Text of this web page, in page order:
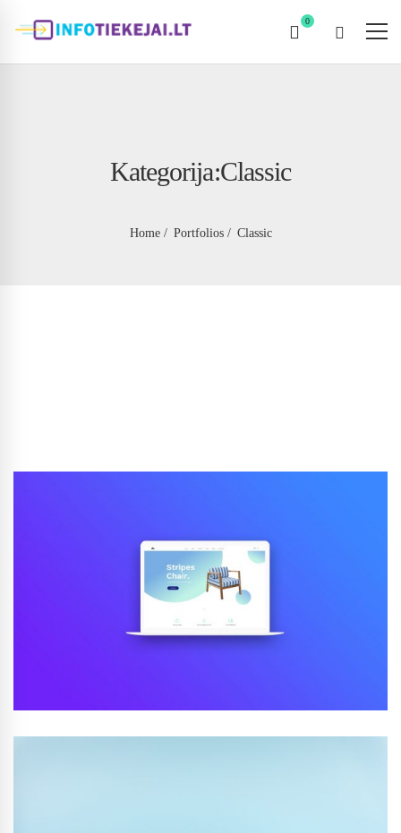
Kategorija:Classic
Home Portfolios Classic